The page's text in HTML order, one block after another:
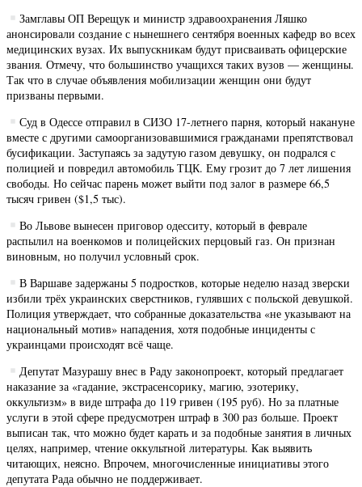
Замглавы ОП Верещук и министр здравоохранения Ляшко
анонсировали создание с нынешнего сентября военных кафедр во всех
медицинских вузах. Их выпускникам будут присваивать офицерские
звания. Отмечу, что большинство учащихся таких вузов — женщины.
Так что в случае объявления мобилизации женщин они будут
призваны первыми.
Суд в Одессе отправил в СИЗО 17-летнего парня, который накануне
вместе с другими самоорганизовавшимися гражданами препятствовал
бусификации. Заступаясь за задутую газом девушку, он подрался с
полицией и повредил автомобиль ТЦК. Ему грозит до 7 лет лишения
свободы. Но сейчас парень может выйти под залог в размере 66,5
тысяч гривен ($1,5 тыс).
Во Львове вынесен приговор одесситу, который в феврале
распылил на военкомов и полицейских перцовый газ. Он признан
виновным, но получил условный срок.
В Варшаве задержаны 5 подростков, которые неделю назад зверски
избили трёх украинских сверстников, гулявших с польской девушкой.
Полиция утверждает, что собранные доказательства «не указывают на
национальный мотив» нападения, хотя подобные инциденты с
украинцами происходят всё чаще.
Депутат Мазурашу внес в Раду законопроект, который предлагает
наказание за «гадание, экстрасенсорику, магию, эзотерику,
оккультизм» в виде штрафа до 119 гривен (195 руб). Но за платные
услуги в этой сфере предусмотрен штраф в 300 раз больше. Проект
выписан так, что можно будет карать и за подобные занятия в личных
целях, например, чтение оккультной литературы. Как выявить
читающих, неясно. Впрочем, многочисленные инициативы этого
депутата Рада обычно не поддерживает.